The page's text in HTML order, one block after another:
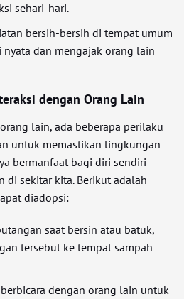
sehari-hari.
bersih-bersih di tempat umum
dan mengajak orang lain
dengan Orang Lain
lain, ada beberapa perilaku
untuk memastikan lingkungan
bermanfaat bagi diri sendiri
di sekitar kita. Berikut adalah
diadopsi:
saat bersin atau batuk,
tersebut ke tempat sampah
dengan orang lain untuk